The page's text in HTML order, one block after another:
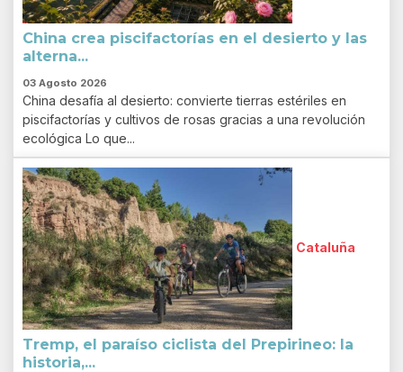
China crea piscifactorías en el desierto y las
alterna...
03 Agosto 2026
China desafía al desierto: convierte tierras estériles en
piscifactorías y cultivos de rosas gracias a una revolución
ecológica Lo que...
Cataluña
Tremp, el paraíso ciclista del Prepirineo: la
historia,...